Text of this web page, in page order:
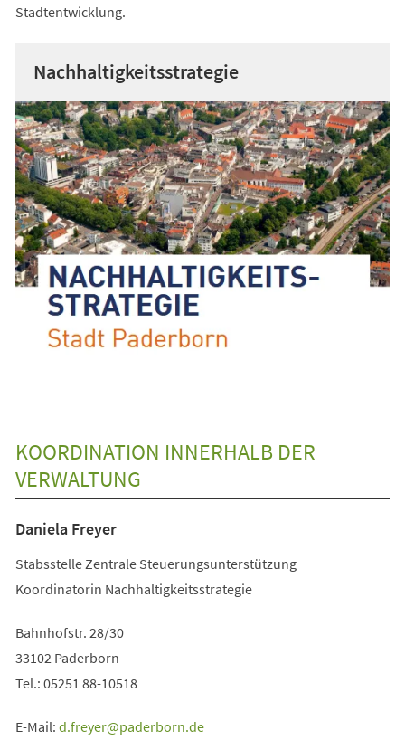
Stadtentwicklung.
Nachhaltigkeitsstrategie
KOORDINATION INNERHALB DER
VERWALTUNG
Daniela Freyer
Stabsstelle Zentrale Steuerungsunterstützung
Koordinatorin Nachhaltigkeitsstrategie
Bahnhofstr. 28/30
33102 Paderborn
Tel.: 05251 88-10518
E-Mail: d.freyer paderborn de